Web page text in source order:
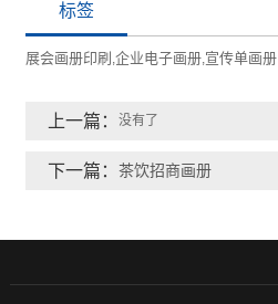
标签
展会画册印刷 ,企业电子画册,宣传单画册
上一篇：没有了
下一篇：茶饮招商画册